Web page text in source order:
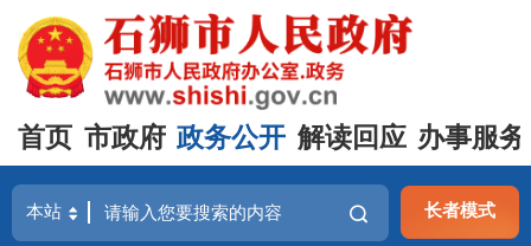
首页 市政府 政务公开 解读回应 办事服务
长者模式